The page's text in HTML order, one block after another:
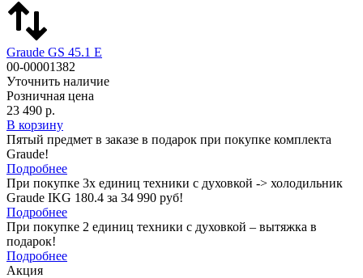
Graude GS 45.1 E
00-00001382
Уточнить наличие
Розничная цена
23 490 р.
В корзину
Пятый предмет в заказе в подарок при покупке комплекта
Graude!
Подробнее
При покупке 3х единиц техники с духовкой -> холодильник
Graude IKG 180.4 за 34 990 руб!
Подробнее
При покупке 2 единиц техники с духовкой – вытяжка в
подарок!
Подробнее
Акция